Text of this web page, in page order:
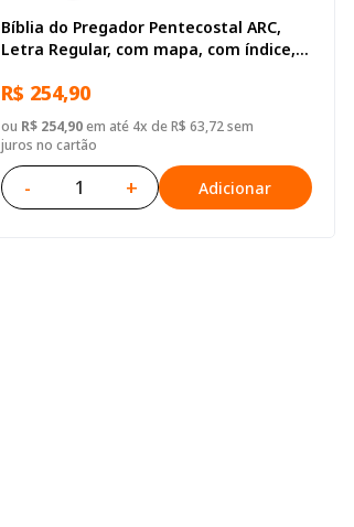
Bíblia do Pregador Pentecostal ARC,
Letra Regular, com mapa, com índice,
R$ 254,90
ou R$ 254,90em até 4x de R$ 63,72 sem
juros no cartão
- + Adicionar